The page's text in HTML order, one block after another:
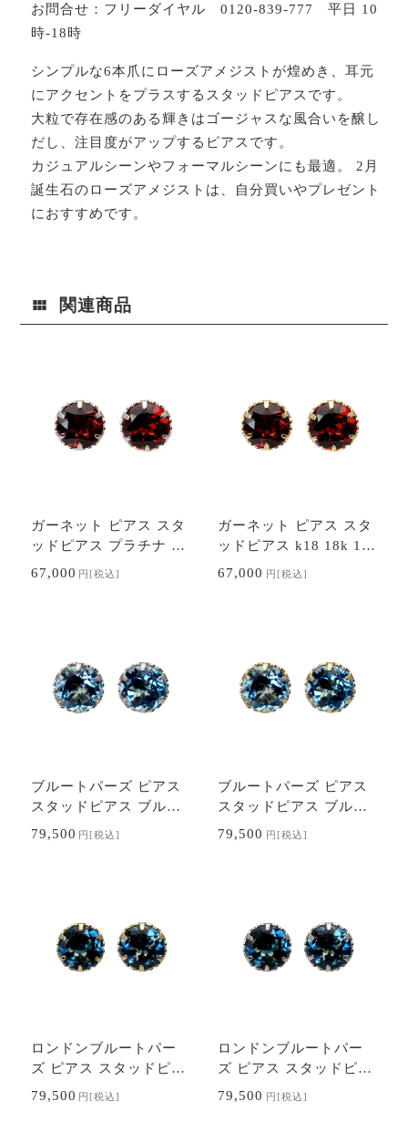
お問合せ：フリーダイヤル 0120-839-777 平日 10
時-18時
シンプルな6本爪にローズアメジストが煌めき、耳元
にアクセントをプラスするスタッドピアスです。
大粒で存在感のある輝きはゴージャスな風合いを醸し
だし、注目度がアップするピアスです。
カジュアルシーンやフォーマルシーンにも最適。 2月
誕生石のローズアメジストは、自分買いやプレゼント
におすすめです。
関連商品
ガーネット ピアス スタ
ッドピアス プラチナ pt
900 6本爪 1月誕生石 送
67,000 円[税込]
ガーネット ピアス スタ
ッドピアス k18 18k 18
金 イエローゴールド 6
67,000 円[税込]
ブルートパーズ ピアス
スタッドピアス ブルト
パ プラチナ pt900 6本
79,500 円 [税込]
ブルートパーズ ピアス
スタッドピアス ブルト
パ k18 18k 18金 イエロ
79,500 円 [税込]
ロンドンブルートパー
ズ ピアス スタッドピア
ス k18 18k 18金 イエロ
79,500 円[税込]
ロンドンブルートパー
ズ ピアス スタッドピア
ス プラチナ pt900 6本
79,500 円[税込]